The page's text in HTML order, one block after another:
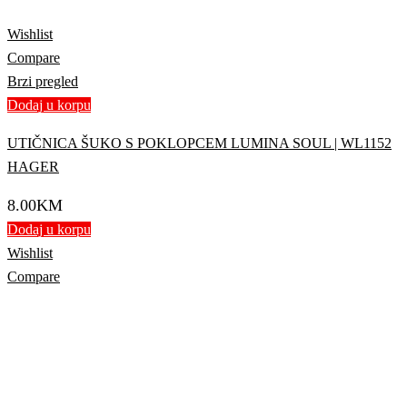
Wishlist
Compare
Brzi pregled
Dodaj u korpu
UTIČNICA ŠUKO S POKLOPCEM LUMINA SOUL | WL1152
HAGER
8.00KM
Dodaj u korpu
Wishlist
Compare